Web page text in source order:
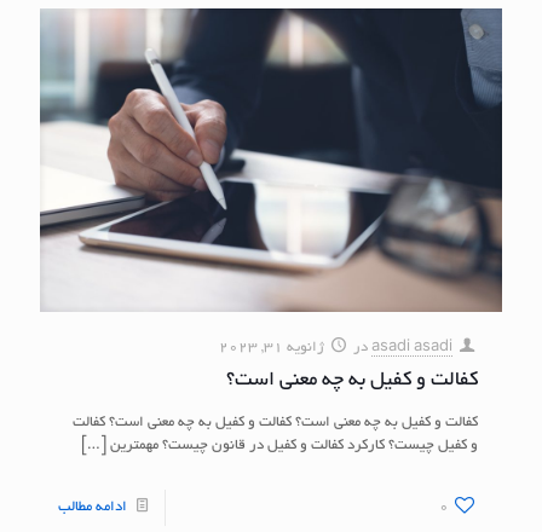
asadi asadi در ژانویه 31, 2023
کفالت و کفیل به چه معنی است؟
کفالت و کفیل به چه معنی است؟ کفالت و کفیل به چه معنی است؟ کفالت
و کفیل چیست؟ کارکرد کفالت و کفیل در قانون چیست؟ مهمترین […]
0 ادامه مطالب